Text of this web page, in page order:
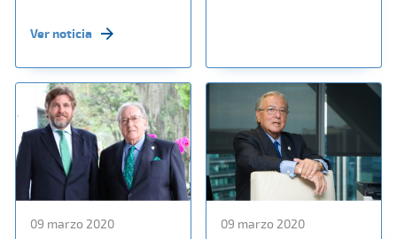
Ver noticia
09 marzo 2020 09 marzo 2020